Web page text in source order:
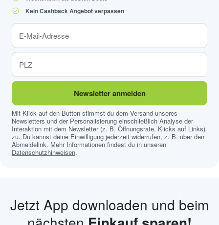
Kein Cashback Angebot verpassen
Newsletter anmelden
Mit Klick auf den Button stimmst du dem Versand unseres
Newsletters und der Personalisierung einschließlich Analyse der
Interaktion mit dem Newsletter (z. B. Öffnungsrate, Klicks auf Links)
zu. Du kannst deine Einwilligung jederzeit widerrufen, z. B. über den
Abmeldelink. Mehr Informationen findest du in unseren
Datenschutzhinweisen.
Jetzt App downloaden und beim